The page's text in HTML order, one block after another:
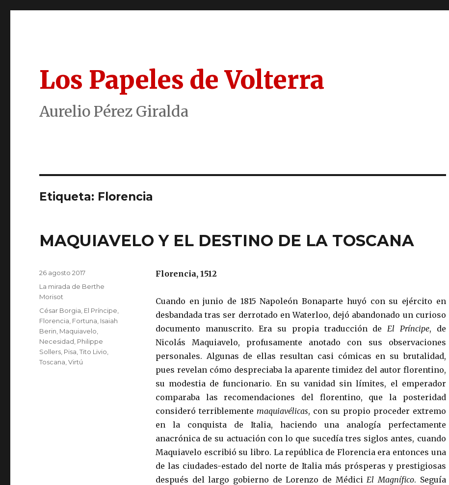
Los Papeles de Volterra
Aurelio Pérez Giralda
Etiqueta: Florencia
MAQUIAVELO Y EL DESTINO DE LA TOSCANA
Florencia, 1512
Cuando en junio de 1815 Napoleón Bonaparte huyó con su ejército en
desbandada tras ser derrotado en Waterloo, dejó abandonado un curioso
documento manuscrito. Era su propia traducción de El Príncipe, de
Nicolás Maquiavelo, profusamente anotado con sus observaciones
personales. Algunas de ellas resultan casi cómicas en su brutalidad,
pues revelan cómo despreciaba la aparente timidez del autor florentino,
su modestia de funcionario. En su vanidad sin límites, el emperador
comparaba las recomendaciones del florentino, que la posteridad
consideró terriblemente maquiavélicas, con su propio proceder extremo
en la conquista de Italia, haciendo una analogía perfectamente
anacrónica de su actuación con lo que sucedía tres siglos antes, cuando
Maquiavelo escribió su libro. La república de Florencia era entonces una
de las ciudades-estado del norte de Italia más prósperas y prestigiosas
después del largo gobierno de Lorenzo de Médici El Magnífico. Seguía
Publicado
26 agosto 2017
Categorías
La mirada de Berthe
Morisot
Etiquetas
César Borgia El Príncipe
Florencia Fortuna Isaiah
Berin Maquiavelo
Necesidad Philippe
Sollers Pisa ,Tito Livio
Toscana ,Virtú